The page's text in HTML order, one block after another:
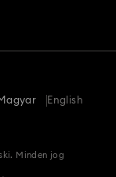
English
Minden jog